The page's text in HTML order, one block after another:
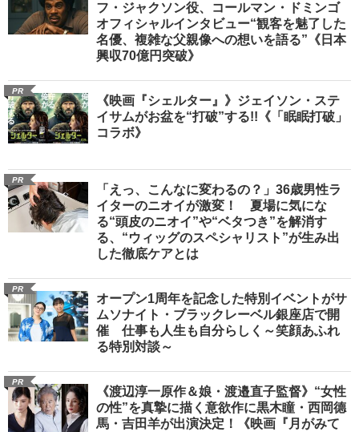
フ・ジャクソン役、コールマン・ドミンゴ
オフィシャルインタビュー“観客を魅了した
名優、複雑な父親像への想いを語る”《日本
興収70億円突破》
PR
《映画『シェルター』》ジェイソン・ステ
イサムがお盆を“打破”する!!《「眠眠打破」
コラボ》
PR
「えっ、こんなに変わるの？」36歳男性ラ
イターのニオイが激変！ 夏場に気にな
る“頭皮のニオイ”や“ベタつき”を解消す
る、“ウィッグのスペシャリスト”が生み出
した徹底ケアとは
PR
オープン1周年を記念した特別イベントがサ
ムソナイト・ブラックレーベル銀座店で開
催 仕事も人生も自分らしく～笑顔あふれ
る特別対談～
PR
《渡辺淳一原作＆娘・渡邉直子監督》“女性
の性”を真摯に描く意欲作に黒木瞳・西岡德
馬・吉田羊が出演決定！《映画『月がみて